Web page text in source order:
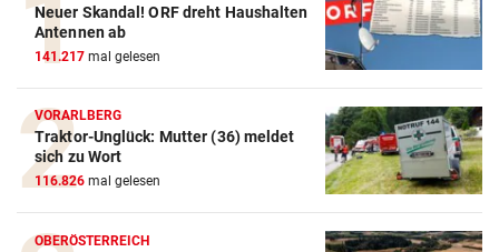
Neuer Skandal! ORF dreht Haushalten
Antennen ab
141.217 mal gelesen
VORARLBERG
Traktor-Unglück: Mutter (36) meldet
sich zu Wort
116.826 mal gelesen
OBERÖSTERREICH